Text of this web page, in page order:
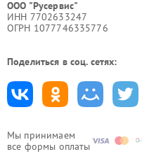
Мы принимаем
все формы оплаты
ООО "Русервис"
ИНН 7702633247
ОГРН 1077746335776
Поделиться в соц. сетях: